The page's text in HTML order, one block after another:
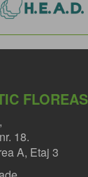
18.
A, Etaj 3